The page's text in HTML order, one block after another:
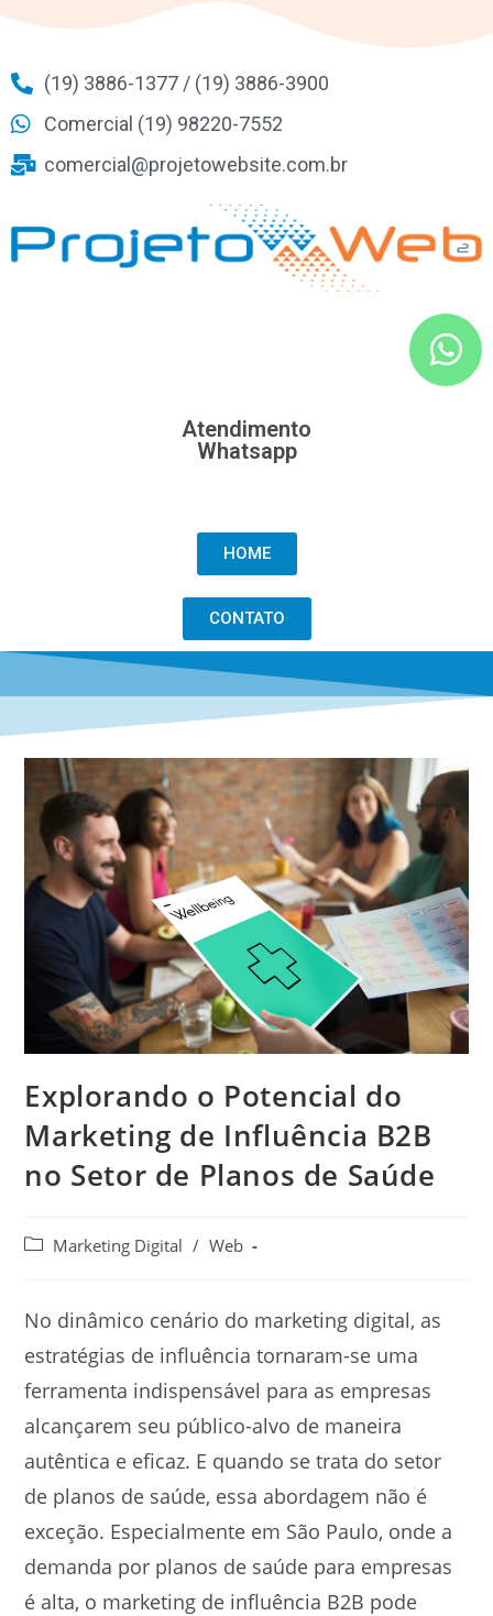
(19) 3886-1377 / (19) 3886-3900
Comercial (19) 98220-7552
comercial@projetowebsite.com.br
Atendimento
Whatsapp
HOME
CONTATO
Explorando o Potencial do
Marketing de Influência B2B
no Setor de Planos de Saúde
Marketing Digital / Web
No dinâmico cenário do marketing digital, as
estratégias de influência tornaram-se uma
ferramenta indispensável para as empresas
alcançarem seu público-alvo de maneira
autêntica e eficaz. E quando se trata do setor
de planos de saúde, essa abordagem não é
exceção. Especialmente em São Paulo, onde a
demanda por planos de saúde para empresas
é alta, o marketing de influência B2B pode